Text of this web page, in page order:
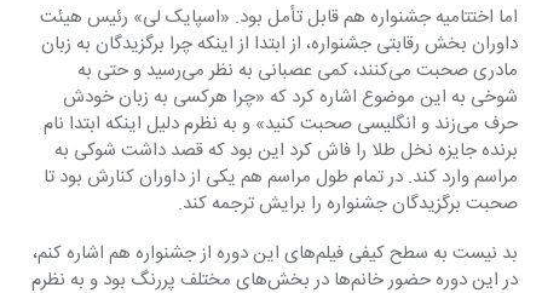
اما اختتامیه جشنواره هم قابل تأمل بود. «اسپایک لی» رئیس هیئت
داوران بخش رقابتی جشنواره، از ابتدا از اینکه چرا برگزیدگان به زبان
مادری صحبت می‌کنند، کمی عصبانی به نظر می‌رسید و حتی به
شوخی به این موضوع اشاره کرد که «چرا هر‌کسی به زبان خودش
حرف می‌زند و انگلیسی صحبت کنید» و به نظرم دلیل اینکه ابتدا نام
برنده جایزه نخل طلا را فاش کرد این بود که قصد داشت شوکی به
مراسم وارد کند. در تمام طول مراسم هم یکی از داوران کنارش بود تا
صحبت برگزیدگان جشنواره را برایش ترجمه کند.
بد نیست به سطح کیفی فیلم‌های این دوره از جشنواره هم اشاره کنم،
در این دوره حضور خانم‌ها در بخش‌های مختلف پررنگ بود و به نظرم